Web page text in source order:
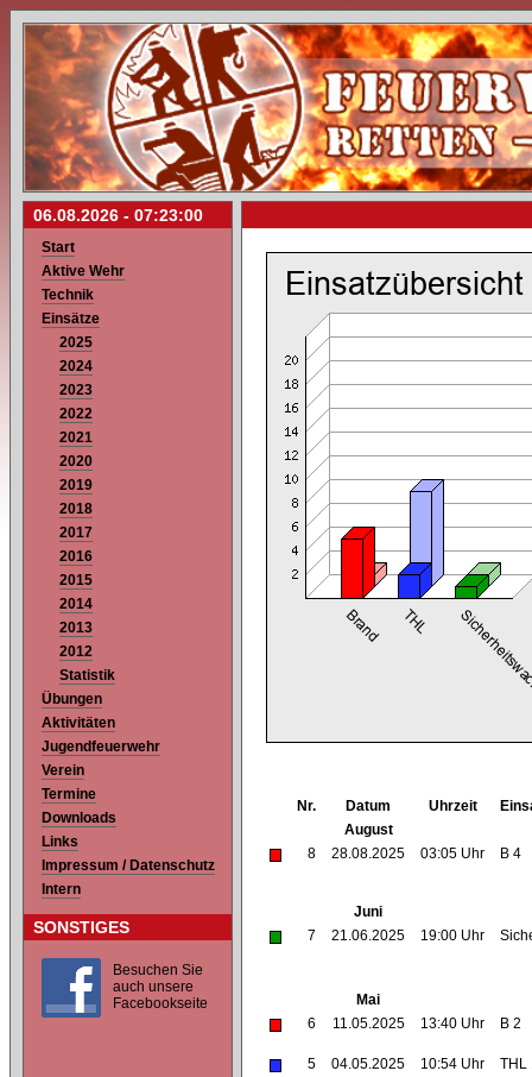
06.08.2026 - 07:23:00
Start
Aktive Wehr
Technik
Einsätze
2025
2024
2023
2022
2021
2020
2019
2018
2017
2016
2015
2014
2013
2012
Statistik
Übungen
Aktivitäten
Jugendfeuerwehr
Verein
Termine
Downloads
Links
Impressum / Datenschutz
Intern
SONSTIGES
Besuchen Sie
auch unsere
Facebookseite
Nr. Datum Uhrzeit
August
8
28.08.2025 03:05 Uhr B 4
Juni
7
21.06.2025 19:00 Uhr
Mai
6
11.05.2025 13:40 Uhr B 2
5 04.05.2025 10:54 Uhr THL